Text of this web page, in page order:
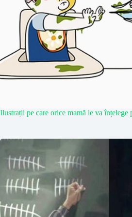
Ilustrații pe care orice mamă le va înțelege